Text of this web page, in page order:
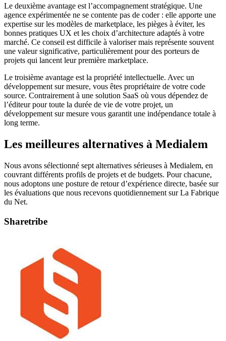
Le deuxième avantage est l’accompagnement stratégique. Une
agence expérimentée ne se contente pas de coder : elle apporte une
expertise sur les modèles de marketplace, les pièges à éviter, les
bonnes pratiques UX et les choix d’architecture adaptés à votre
marché. Ce conseil est difficile à valoriser mais représente souvent
une valeur significative, particulièrement pour des porteurs de
projets qui lancent leur première marketplace.
Le troisième avantage est la propriété intellectuelle. Avec un
développement sur mesure, vous êtes propriétaire de votre code
source. Contrairement à une solution SaaS où vous dépendez de
l’éditeur pour toute la durée de vie de votre projet, un
développement sur mesure vous garantit une indépendance totale à
long terme.
Les meilleures alternatives à Medialem
Nous avons sélectionné sept alternatives sérieuses à Medialem, en
couvrant différents profils de projets et de budgets. Pour chacune,
nous adoptons une posture de retour d’expérience directe, basée sur
les évaluations que nous recevons quotidiennement sur La Fabrique
du Net.
Sharetribe